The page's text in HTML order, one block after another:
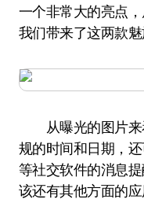
一个非常大的亮点
我们带来了这两款魅
从曝光的图片来
规的时间和日期，
等社交软件的消息
该还有其他方面的应